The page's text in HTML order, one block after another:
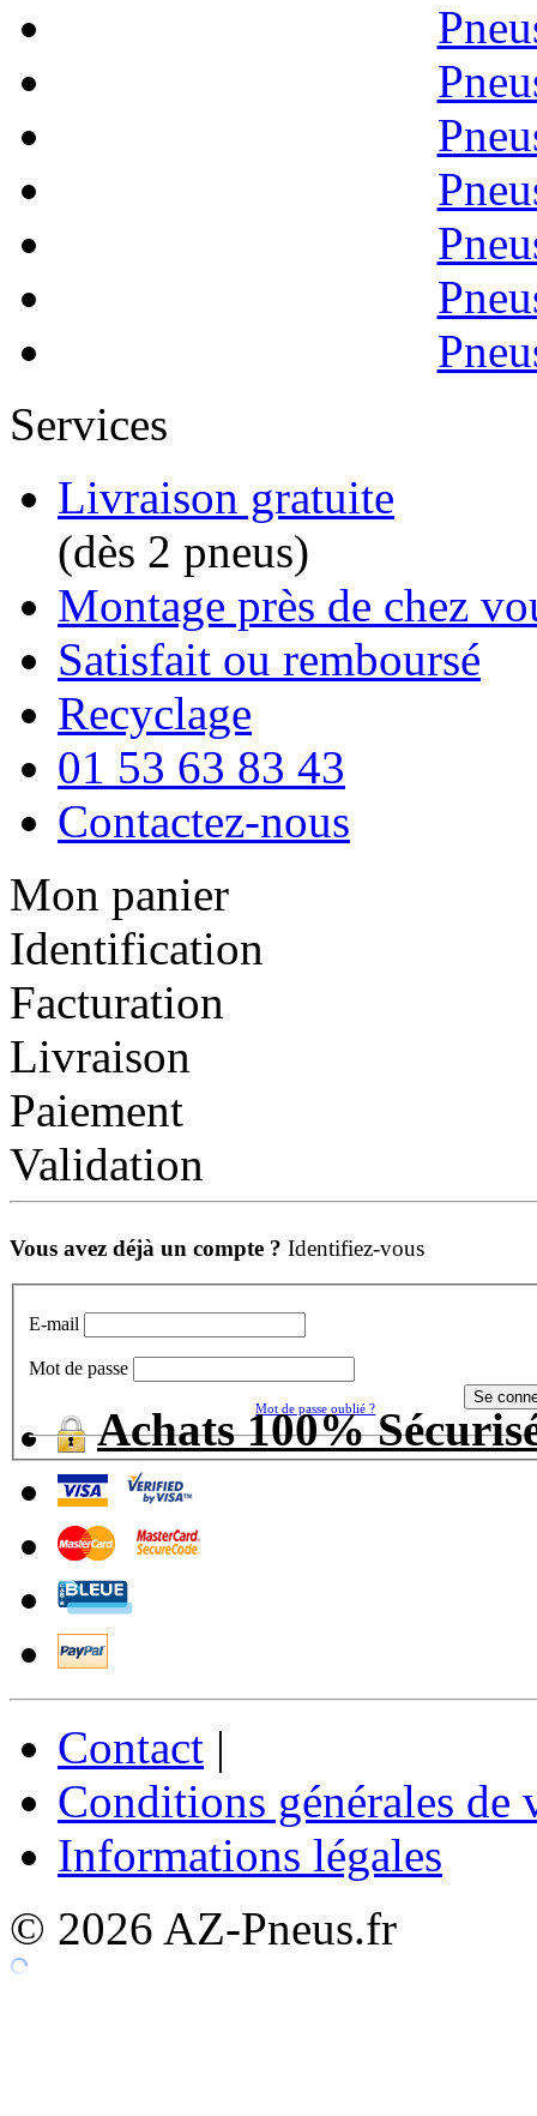
Services
Livraison gratuite
(dès 2 pneus)
Montage près de chez
Satisfait ou remboursé
Recyclage
01 53 63 83 43
Contactez-nous
Mon panier
Identification
Facturation
Livraison
Paiement
Validation
Vous avez déjà un compte ? Identifiez-vous
E-mail
Mot de passe
Mot de passe oublié ?
Achats 100%
Contact |
Conditions générales de
Informations légales
© 2026 AZ-Pneus.fr